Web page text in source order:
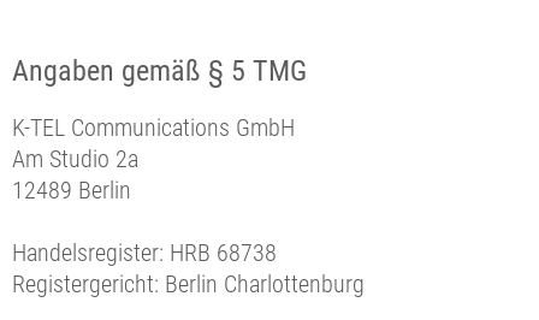
Angaben gemäß § 5 TMG
K-TEL Communications GmbH
Am Studio 2a
12489 Berlin
Handelsregister: HRB 68738
Registergericht: Berlin Charlottenburg